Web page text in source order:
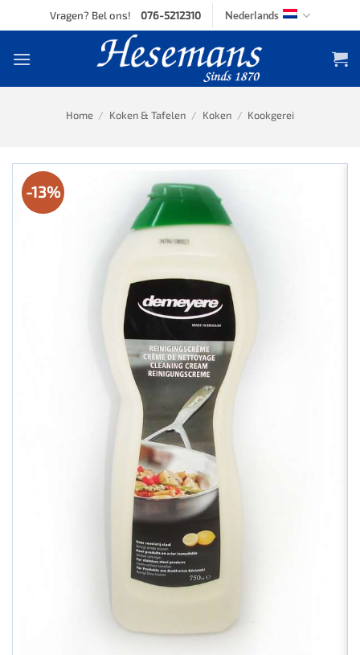
to
Vragen? Bel ons! 076-5212310 Nederlands
Home / Koken & Tafelen / Koken / Kookgerei
-13%